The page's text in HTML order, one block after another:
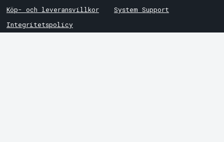
Köp- och leveransvillkor
Integritetspolicy
System Support